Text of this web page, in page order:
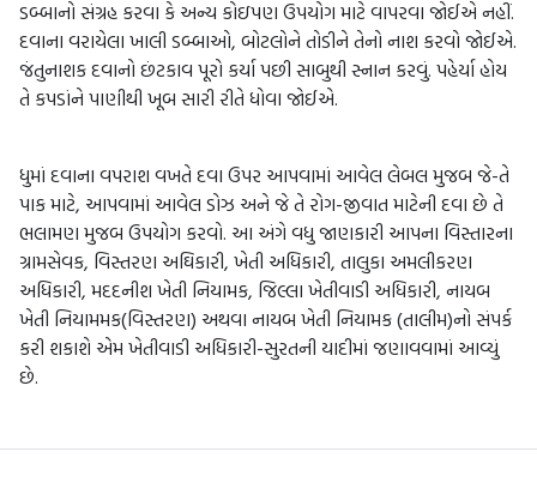
ડબ્બાનો સંગ્રહ કરવા કે અન્ય કોઇપણ ઉપયોગ માટે વાપરવા જોઈએ નહીં.
દવાના વરાયેલા ખાલી ડબ્બાઓ, બોટલોને તોડીને તેનો નાશ કરવો જોઈએ.
જંતુનાશક દવાનો છંટકાવ પૂરો કર્યા પછી સાબુથી સ્નાન કરવું. પહેર્યા હોય
તે કપડાંને પાણીથી ખૂબ સારી રીતે ધોવા જોઈએ.
ધુમાં દવાના વપરાશ વખતે દવા ઉપર આપવામાં આવેલ લેબલ મુજબ જે-તે
પાક માટે, આપવામાં આવેલ ડોઝ અને જે તે રોગ-જીવાત માટેની દવા છે તે
ભલામણ મુજબ ઉપયોગ કરવો. આ અંગે વધુ જાણકારી આપના વિસ્તારના
ગ્રામસેવક, વિસ્તરણ અઘિકારી, ખેતી અધિકારી, તાલુકા અમલીકરણ
અધિકારી, મદદનીશ ખેતી નિયામક, જિલ્લા ખેતીવાડી અધિકારી, નાયબ
ખેતી નિયામમક(વિસ્તરણ) અથવા નાયબ ખેતી નિયામક (તાલીમ)નો સંપર્ક
કરી શકાશે એમ ખેતીવાડી અધિકારી-સુરતની યાદીમાં જણાવવામાં આવ્યું
છે.